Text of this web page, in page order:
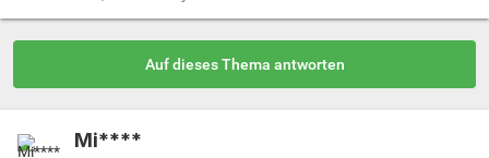
Auf dieses Thema antworten
Mi****